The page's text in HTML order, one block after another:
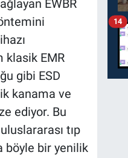
EWBR
klasik EMR
gibi ESD
kanama ve
ediyor. Bu
tıp
böyle bir yenilik
14